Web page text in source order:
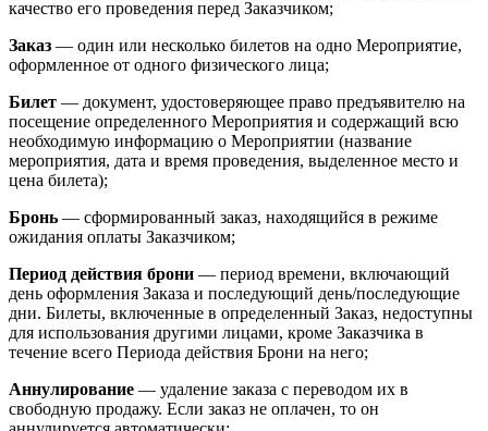
качество его проведения перед Заказчиком;
Заказ — один или несколько билетов на одно Мероприятие,
оформленное от одного физического лица;
Билет — документ, удостоверяющее право предъявителю на
посещение определенного Мероприятия и содержащий всю
необходимую информацию о Мероприятии (название
мероприятия, дата и время проведения, выделенное место и
цена билета);
Бронь — сформированный заказ, находящийся в режиме
ожидания оплаты Заказчиком;
Период действия брони — период времени, включающий
день оформления Заказа и последующий день/последующие
дни. Билеты, включенные в определенный Заказ, недоступны
для использования другими лицами, кроме Заказчика в
течение всего Периода действия Брони на него;
Аннулирование — удаление заказа с переводом их в
свободную продажу. Если заказ не оплачен, то он